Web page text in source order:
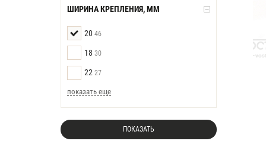
ШИРИНА КРЕПЛЕНИЯ, ММ
20 46
18 30
22 27
показать еще
ПОКАЗАТЬ